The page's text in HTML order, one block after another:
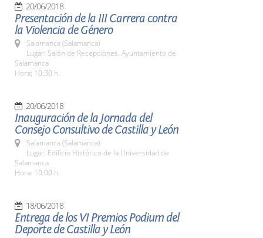
20/06/2018
Presentación de la III Carrera contra
la Violencia de Género
Salamanca (Salamanca)
Lugar: Salón de Recepciones. Ayuntamiento de
Salamanca
Hora: 10:30 h.
20/06/2018
Inauguración de la Jornada del
Consejo Consultivo de Castilla y León
Salamanca (Salamanca)
Lugar: Edificio Histórico de la Universidad de
Salamanca
Hora: 10:00 h.
18/06/2018
Entrega de los VI Premios Podium del
Deporte de Castilla y León